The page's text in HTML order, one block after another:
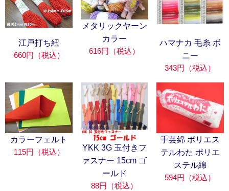
江戸打ち紐
660円（税込）
メタリックヤーン
カラー
616円（税込）
ハマナカ 毛糸 ボ
ニー
343円（税込）
カラーフェルト
115円（税込）
YKK 3G 玉付きフ
ァスナー 15cm ゴ
ールド
88円（税込）
手芸綿 ポリエス
テルわた ポリエ
ステル綿
594円（税込）